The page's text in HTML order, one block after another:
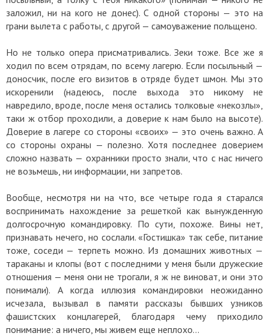
заложил, ни на кого не донес). С одной стороны — это на
грани вылета с работы, с другой — самоуважение польщено.
Но не только опера присматривались. Зеки тоже. Все же я
ходил по всем отрядам, по всему лагерю. Если посыльный —
доносчик, после его визитов в отряде будет шмон. Мы это
искоренили (надеюсь, после выхода это никому не
навредило, вроде, после меня остались толковые «некозлы»,
таки ж отбор проходили, а доверие к нам было на высоте).
Доверие в лагере со стороны «своих» — это очень важно. А
со стороны охраны — полезно. Хотя последнее доверием
сложно назвать — охранники просто знали, что с нас ничего
не возьмешь, ни информации, ни запретов.
Вообще, несмотря ни на что, все четыре года я старался
воспринимать нахождение за решеткой как вынужденную
долгосрочную командировку. По сути, похоже. Вины нет,
признавать нечего, но сослали. «Гостишка» так себе, питание
тоже, соседи — терпеть можно. Из домашних животных —
тараканы и клопы (вот с последними у меня были дружеские
отношения — меня они не трогали, я ж не виноват, и они это
понимали). А когда иллюзия командировки неожиданно
исчезала, вызывал в памяти рассказы бывших узников
фашистских концлагерей, благодаря чему приходило
понимание: а ничего, мы живем еще неплохо…